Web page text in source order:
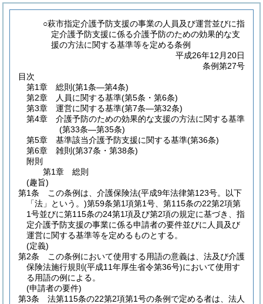
○萩市指定介護予防支援の事業の人員及び運営並びに指
定介護予防支援に係る介護予防のための効果的な支
援の方法に関する基準等を定める条例
平成26年12月20日
条例第27号
目次
第1章
総則 (第1条―第4条)
第2章
人員に関する基準(第5条・第6条)
第3章
運営に関する基準(第7条―第32条)
第4章
介護予防のための効果的な支援の方法に関する基準
(第33条―第35条)
第5章
基準該当介護予防支援に関する基準(第36条)
第6章
雑則 (第37条・第38条)
附則
第1章
総則
(趣旨)
第1条
この条例は、介護保険法(平成9年法律第123号。以下
「法」という。)第59条第1項第1号、第115条の22第2項第
1号並びに第115条の24第1項及び第2項の規定に基づき、指
定介護予防支援の事業に係る申請者の要件並びに人員及び
運営に関する基準等を定めるものとする。
(定義)
第2条
この条例において使用する用語の意義は、法及び介護
保険法施行規則 (平成11年厚生省令第36号)において使用す
る用語の例による。
(申請者の要件)
第3条
法第115条の22第2項第1号の条例で定める者は、法人